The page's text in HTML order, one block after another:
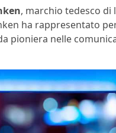
, marchio tedesco
ha rappresentato
pioniera nelle